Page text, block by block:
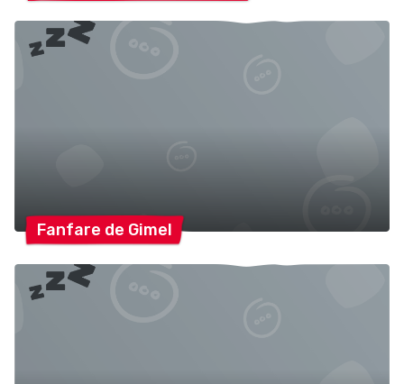
Fanfare de Gimel